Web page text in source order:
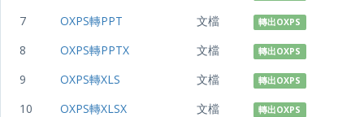
7 OXPS轉PPT 文檔 轉出OXPS
8 OXPS轉PPTX 文檔 轉出OXPS
9 OXPS轉XLS 文檔 轉出OXPS
10 OXPS轉XLSX 文檔 轉出OXPS